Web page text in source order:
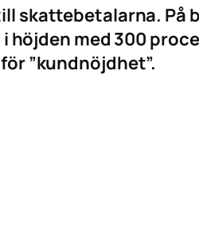
skattebetalarna. På
höjden med 300
”kundnöjdhet”.